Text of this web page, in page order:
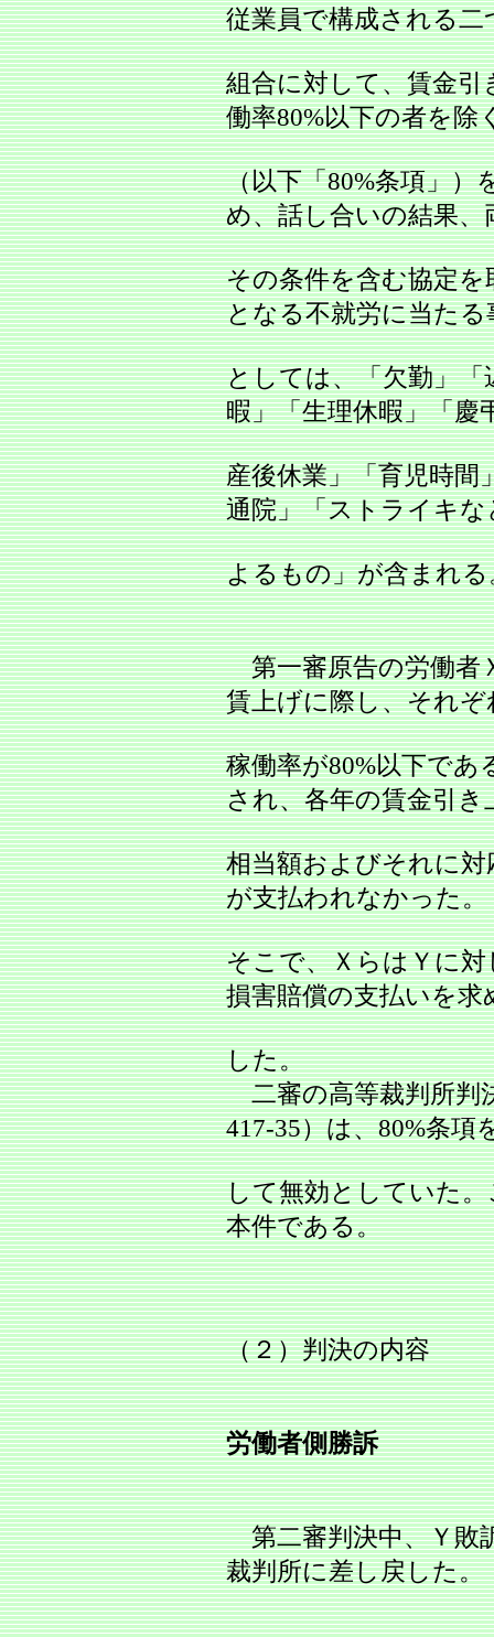
従業員で構成される二
組合に対して、賃金
働率80%以下の者を除
（以下「80%条項」）
め、話し合いの結果、
その条件を含む協定
となる不就労に当たる
としては、「欠勤」「
暇」「生理休暇」「慶
産後休業」「育児時間
通院」「ストライキな
よるもの」が含まれる
第一審原告の労働者
賃上げに際し、それぞ
稼働率が80%以下であ
され、各年の賃金引き
相当額およびそれに
が支払われなかった。
そこで、ＸらはＹに
損害賠償の支払いを求
した。
二審の高等裁判所判
417-35）は、80%条項
して無効としていた
本件である。
（２）判決の内容
労働者側勝訴
第二審判決中、Ｙ敗
裁判所に差し戻した。